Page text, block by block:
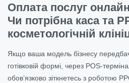
Оплата послуг
Чи потрібна каса та
косметологічній
Якщо ваша модель бізнесу
готівковій формі, через POS-
обов’язково зіткнетесь з роботою